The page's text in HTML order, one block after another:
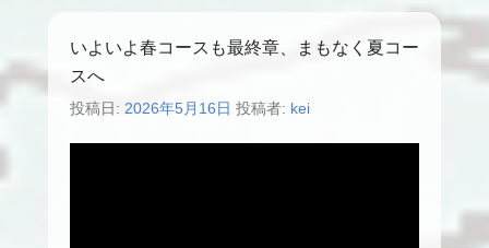
いよいよ春コースも最終章、まもなく夏コー
スへ
投稿日: 2026年5月16日 投稿者: kei